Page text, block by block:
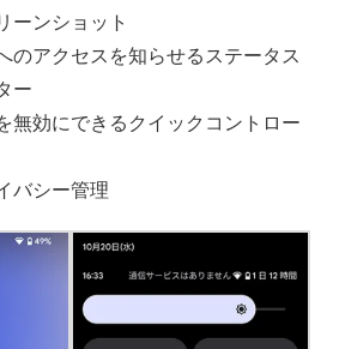
ーンショット
のアクセスを知らせるステータス
ー
無効にできるクイックコントロー
バシー管理